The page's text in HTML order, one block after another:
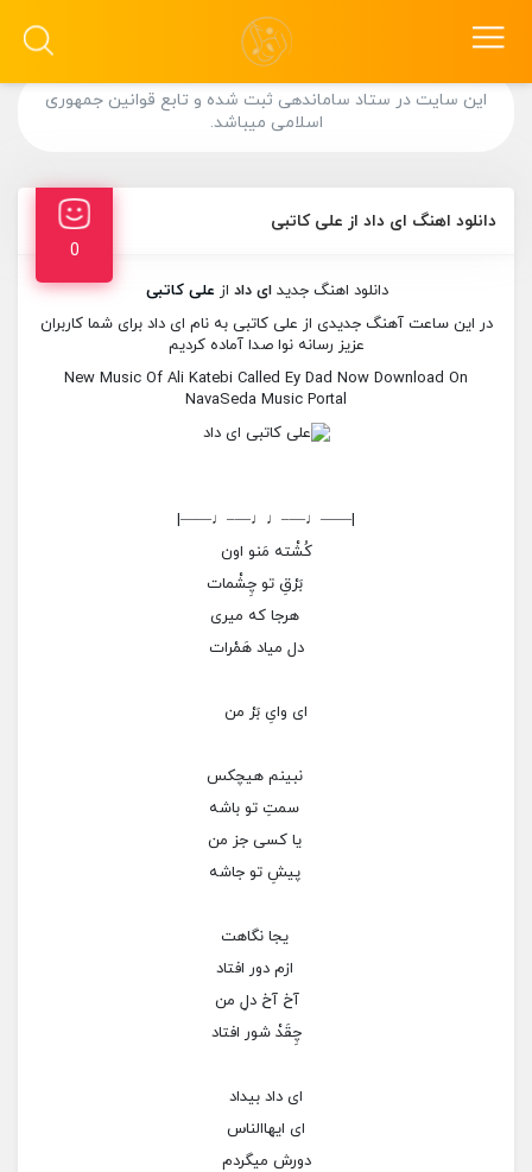
این سایت در ستاد ساماندهی ثبت شده و تابع قوانین جمهوری
اسلامی میباشد.
دانلود اهنگ ای داد از علی کاتبی
0
دانلود اهنگ جدید ای داد از علی کاتبی
در این ساعت آهنگ جدیدی از علی کاتبی به نام ای داد برای شما کاربران
عزیز رسانه نوا صدا آماده کردیم
New Music Of Ali Katebi Called Ey Dad Now Download On
NavaSeda Music Portal
|——♩—–♩♩—–♩——|
کُشْته مَنو اون
بَرْقِ تو چِشْمات
هرجا که میری
دل میاد هَمْرات
ای وایِ بَرْ من
نبینم هیچکس
سمتِ تو باشه
یا کسی جز من
پیشِ تو جاشه
یجا نگاهت
ازم دور افتاد
آخ آخ دلِ من
چِقَدْ شور افتاد
ای داد بیداد
ای ایهاالناس
دورش میگردم